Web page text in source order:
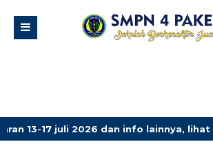
2026 dan info lainnya, lihat